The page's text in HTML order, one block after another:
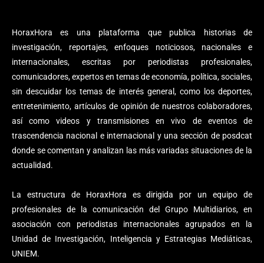
HoraxHora es una plataforma que publica historias de
investigación, reportajes, enfoques noticiosos, nacionales e
internacionales, escritas por periodistas profesionales,
comunicadores, expertos en temas de economía, política, sociales,
sin descuidar los temas de interés general, como los deportes,
entretenimiento, artículos de opinión de nuestros colaboradores,
así como videos y transmisiones en vivo de eventos de
trascendencia nacional e internacional y una sección de posdcat
donde se comentan y analizan las más variadas situaciones de la
actualidad.
La estructura de HoraxHora es dirigida por un equipo de
profesionales de la comunicación del Grupo Multidiarios, en
asociación con periodistas internacionales agrupados en la
Unidad de Investigación, Inteligencia y Estrategias Mediáticas,
UNIEM.